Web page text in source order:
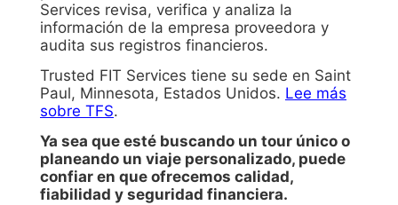
Services revisa, verifica y analiza la
información de la empresa proveedora y
audita sus registros financieros.
Trusted FIT Services tiene su sede en Saint
Paul, Minnesota, Estados Unidos. Lee más
sobre TFS.
Ya sea que esté buscando un tour único o
planeando un viaje personalizado, puede
confiar en que ofrecemos calidad,
fiabilidad y seguridad financiera.